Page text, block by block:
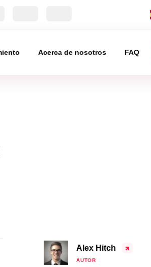
Acerca de nosotros FAQ
Alex Hitch
AUTOR